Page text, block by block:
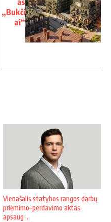
„Bukči
ai“
Vienašalis statybos rangos darbų
priėmimo–perdavimo aktas:
apsaug ...